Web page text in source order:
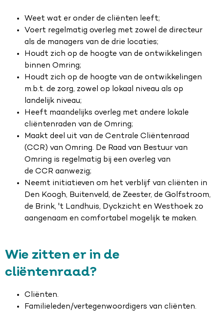
Weet wat er onder de cliënten leeft;
Voert regelmatig overleg met zowel de directeur
als de managers van de drie locaties;
Houdt zich op de hoogte van de ontwikkelingen
binnen Omring;
Houdt zich op de hoogte van de ontwikkelingen
m.b.t. de zorg, zowel op lokaal niveau als op
landelijk niveau;
Heeft maandelijks overleg met andere lokale
cliëntenraden van de Omring;
Maakt deel uit van de Centrale Cliëntenraad
(CCR) van Omring. De Raad van Bestuur van
Omring is regelmatig bij een overleg van
de CCR aanwezig;
Neemt initiatieven om het verblijf van cliënten in
Den Koogh, Buitenveld, de Zeester, de Golfstroom,
de Brink, 't Landhuis, Dyckzicht en Westhoek zo
aangenaam en comfortabel mogelijk te maken.
Wie zitten er in de
cliëntenraad?
Cliënten.
Familieleden/vertegenwoordigers van cliënten.